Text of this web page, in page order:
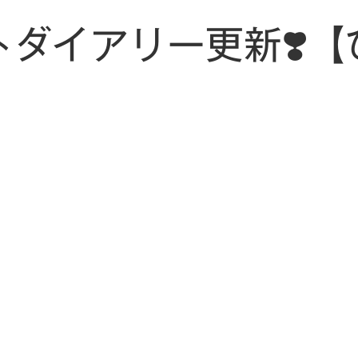
イアリー更新❣️